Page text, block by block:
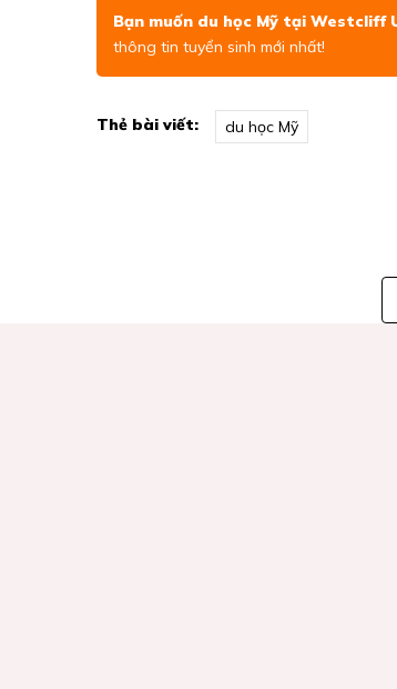
Bạn muốn du học Mỹ tại Westcliff
thông tin tuyển sinh mới nhất!
Thẻ bài viết: du học Mỹ